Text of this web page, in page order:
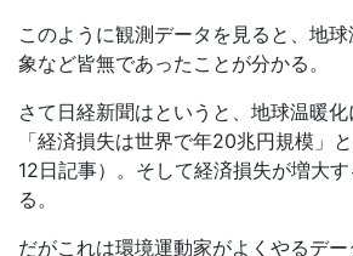
このように観測データを見ると、地
象など皆無であったことが分かる。
さて日経新聞はというと、地球温暖
「経済損失は世界で年20兆円規模」
12日記事）。そして経済損失が増大
る。
だがこれは環境運動家がよくやるデ